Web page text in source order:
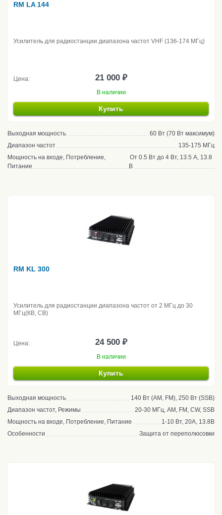
RM LA 144
Усилитель для радиостанции диапазона частот VHF (136-174 МГц)
Цена: 21 000 ₽
В наличии
Купить
Выходная мощность
60 Вт (70 Вт максимум)
Диапазон частот
135-175 МГц
Мощность на входе, Потребление,
Питание
От 0.5 Вт до 4 Вт, 13.5 А, 13.8
В
RM KL 300
Усилитель для радиостанции диапазона частот от 2 МГц до 30
МГц(КВ, CB)
Цена: 24 500 ₽
В наличии
Купить
Выходная мощность
140 Вт (AM, FM), 250 Вт (SSB)
Диапазон частот, Режимы
20-30 МГц, AM, FM, CW, SSB
Мощность на входе, Потребление, Питание
1-10 Вт, 20А, 13.8В
Особенности
Защита от переполюсовки